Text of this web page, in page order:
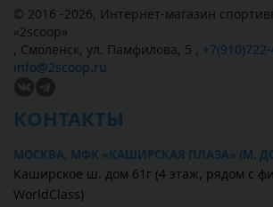
© 2016 -2026, Интернет-магазин
«2scoop»
, Смоленск, ул. Памфилова, 5 ,
info@2scoop.ru
КОНТАКТЫ
МОСКВА, МФК «КАШИРСКАЯ ПЛАЗА» (М.
Каширское ш. дом 61г (4 этаж, рядом с
WorldClass)